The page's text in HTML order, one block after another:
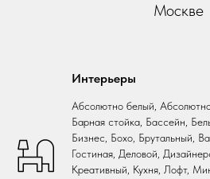
Москве
Интерьеры
Абсолютно белый,
Барная стойка, Бассейн,
Бизнес, Бохо, Брутальный,
Гостиная, Деловой,
Креативный, Кухня, Лофт,